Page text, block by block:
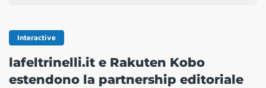
Interactive
lafeltrinelli.it e Rakuten Kobo
estendono la partnership editoriale